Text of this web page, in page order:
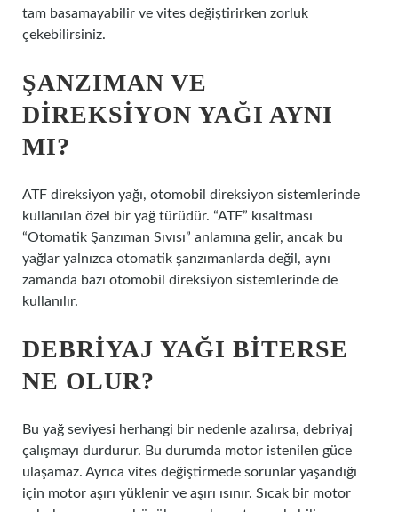
tam basamayabilir ve vites değiştirirken zorluk
çekebilirsiniz.
ŞANZIMAN VE
DIREKSIYON YAĞI AYNI
MI?
ATF direksiyon yağı, otomobil direksiyon sistemlerinde
kullanılan özel bir yağ türüdür. “ATF” kısaltması
“Otomatik Şanzıman Sıvısı” anlamına gelir, ancak bu
yağlar yalnızca otomatik şanzımanlarda değil, aynı
zamanda bazı otomobil direksiyon sistemlerinde de
kullanılır.
DEBRIYAJ YAĞI BITERSE
NE OLUR?
Bu yağ seviyesi herhangi bir nedenle azalırsa, debriyaj
çalışmayı durdurur. Bu durumda motor istenilen güce
ulaşamaz. Ayrıca vites değiştirmede sorunlar yaşandığı
için motor aşırı yüklenir ve aşırı ısınır. Sıcak bir motor